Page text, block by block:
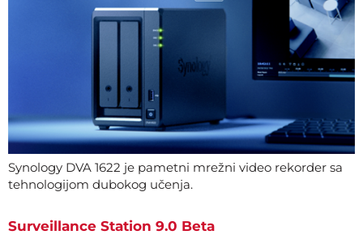
Synology DVA 1622 je pametni mrežni video rekorder sa
tehnologijom dubokog učenja.
Surveillance Station 9.0 Beta